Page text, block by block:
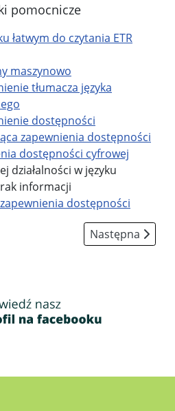
pomocnicze
łatwym do czytania ETR
maszynowo
tłumacza języka
dostępności
zapewnienia dostępności
dostępności cyfrowej
działalności w języku
informacji
dostępności
INFORMACYJNA DLA
Następna
Następna